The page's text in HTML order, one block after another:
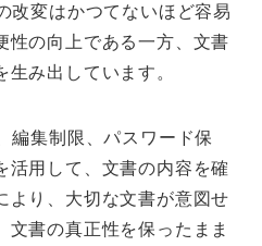
改変はかつてないほど容易
性の向上である一方、文書
み出しています。
編集制限、パスワード保
活用して、文書の内容を確
より、大切な文書が意図せ
書の真正性を保ったまま